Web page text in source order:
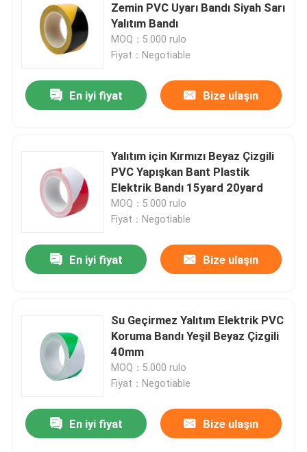
Zemin PVC Uyarı Bandı Siyah Sarı
Yalıtım Bandı
MOQ：5.000 rulo
Fiyat：Negotiable
En iyi fiyat Bize ulaşın
Yalıtım için Kırmızı Beyaz Çizgili
PVC Yapışkan Bant Plastik
Elektrik Bandı 15yard 20yard
MOQ：5.000 rulo
Fiyat：Negotiable
En iyi fiyat Bize ulaşın
Su Geçirmez Yalıtım Elektrik PVC
Koruma Bandı Yeşil Beyaz Çizgili
40mm
MOQ：5.000 rulo
Fiyat：Negotiable
En iyi fiyat Bize ulaşın